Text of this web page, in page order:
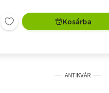
Kosárba
ANTIKVÁR